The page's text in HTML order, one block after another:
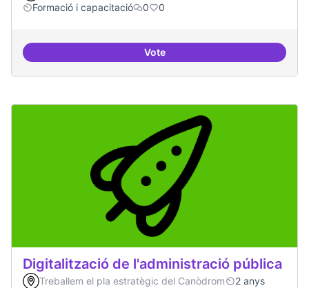
Formació i capacitació
0 0
VoteDefinició del currículum del
Digitalització de l'administració pública
Treballem el pla estratègic del Canòdrom
2 anys